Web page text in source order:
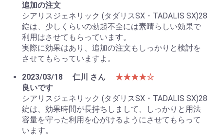
追加の注文
シアリスジェネリック (タダリスSX・TADALIS SX)28
錠は、少しくらいの勃起不全には素晴らしい効果で
利用はさせてもらっています。
実際に効果はあり、追加の注文もしっかりと検討を
させてもらっていますよ。
2023/03/18
仁川 さん
★★★★☆
良いです
シアリスジェネリック (タダリスSX・TADALIS SX)28
錠は、効果時間が長持ちしまして、しっかりと用法
容量を守った利用を心がけるようにさせてもらって
います。